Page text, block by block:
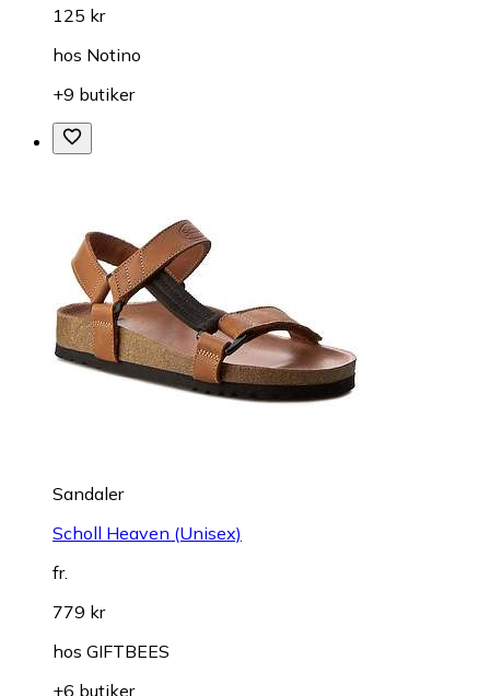
125 kr
hos Notino
+9 butiker
Sandaler
Scholl Heaven (Unisex)
fr.
779 kr
hos GIFTBEES
+6 butiker